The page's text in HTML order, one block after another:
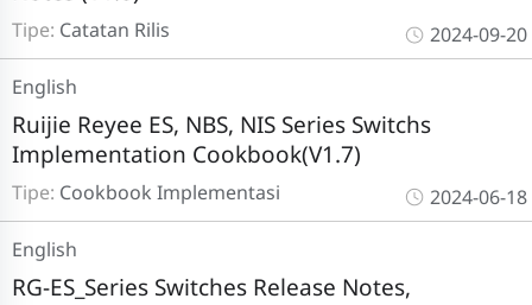
Tipe: Catatan Rilis 2024-09-20
Tipe: Cookbook Implementasi
Ruijie Reyee ES, NBS, NIS Series Switchs
Implementation Cookbook(V1.7)
English
2024-06-18
RG-ES_Series Switches Release Notes,
English